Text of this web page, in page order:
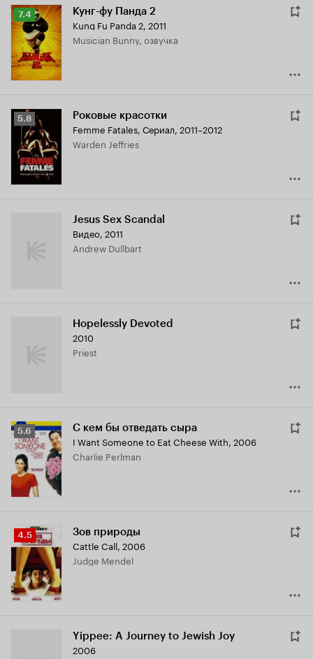
Рейтинг
Кинопоиска
7.4
7.4 Кунг-фу Панда 2
Kung Fu Panda 2, 2011
Musician Bunny, озвучка
Рейтинг
Кинопоиска
5.8
5.8 Роковые красотки
Femme Fatales, Сериал, 2011–2012
Warden Jeffries
Jesus Sex Scandal
Видео, 2011
Andrew Dullbart
Hopelessly Devoted
2010
Priest
Рейтинг
Кинопоиска
5.6
5.6 С кем бы отведать сыра
I Want Someone to Eat Cheese With, 2006
Charlie Perlman
Рейтинг
Кинопоиска
4.5
4.5 Зов природы
Cattle Call, 2006
Judge Mendel
Yippee: A Journey to Jewish Joy
2006